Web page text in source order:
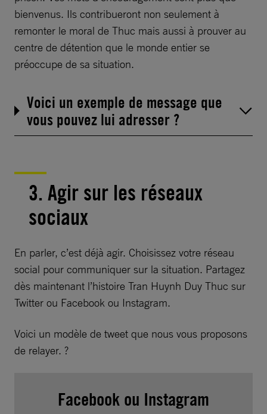
bienvenus. Ils contribueront non seulement à
remonter le moral de Thuc mais aussi à prouver au
centre de détention que le monde entier se
préoccupe de sa situation.
Voici un exemple de message que
vous pouvez lui adresser ?
3. Agir sur les réseaux
sociaux
En parler, c’est déjà agir. Choisissez votre réseau
social pour communiquer sur la situation. Partagez
dès maintenant l’histoire Tran Huynh Duy Thuc sur
Twitter ou Facebook ou Instagram.
Voici un modèle de tweet que nous vous proposons
de relayer. ?
Facebook ou Instagram